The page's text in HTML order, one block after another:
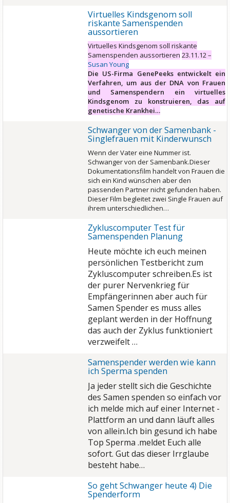
Virtuelles Kindsgenom soll
riskante Samenspenden
aussortieren
Virtuelles Kindsgenom soll riskante
Samenspenden aussortieren 23.11.12 –
Susan Young
Die US-Firma GenePeeks entwickelt ein
Verfahren, um aus der DNA von Frauen
und Samenspendern ein virtuelles
Kindsgenom zu konstruieren, das auf
genetische Krankhei…
Schwanger von der Samenbank -
Singlefrauen mit Kinderwunsch
Wenn der Vater eine Nummer ist.
Schwanger von der Samenbank.Dieser
Dokumentationsfilm handelt von Frauen die
sich ein Kind wünschen aber den
passenden Partner nicht gefunden haben.
Dieser Film begleitet zwei Single Frauen auf
ihrem unterschiedlichen…
Zykluscomputer Test für
Samenspenden Planung
Heute möchte ich euch meinen
persönlichen Testbericht zum
Zykluscomputer schreiben.Es ist
der purer Nervenkrieg für
Empfängerinnen aber auch für
Samen Spender es muss alles
geplant werden in der Hoffnung
das auch der Zyklus funktioniert
verzweifelt …
Samenspender werden wie kann
ich Sperma spenden
Ja jeder stellt sich die Geschichte
des Samen spenden so einfach vor
ich melde mich auf einer Internet -
Plattform an und dann läuft alles
von allein.Ich bin gesund ich habe
Top Sperma .meldet Euch alle
sofort. Gut das dieser Irrglaube
besteht habe…
So geht Schwanger heute 4) Die
Spenderform